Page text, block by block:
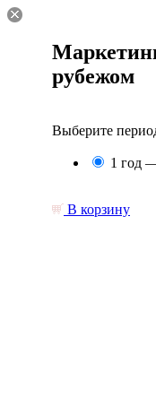
рубежом
Выберите
1 год
В корзину